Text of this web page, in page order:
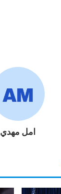
امل مهدي